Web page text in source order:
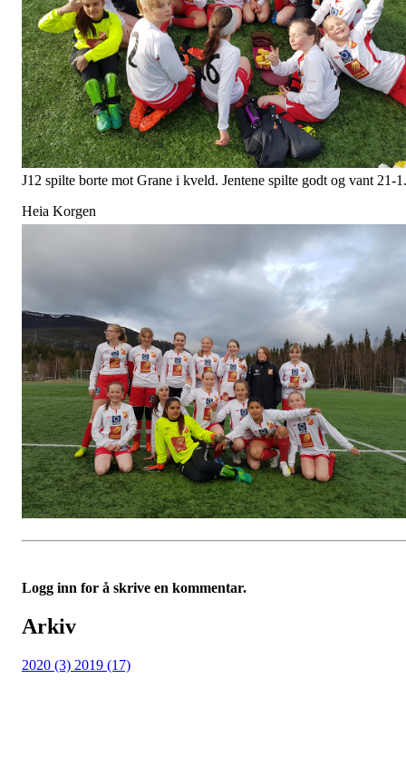
J12 spilte borte mot Grane i kveld. Jentene spilte godt og vant 21-
Heia Korgen
Logg inn for å skrive en kommentar.
Arkiv
2020 (3) 2019 (17)